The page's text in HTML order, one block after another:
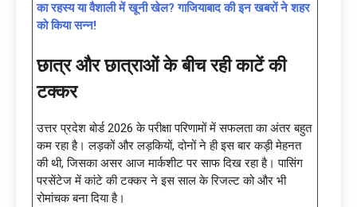
का रहस्य या वैशाली में खूनी खेल? गाजियाबाद की इन खबरों ने शहर
को किया सन्न!
छात्र और छात्राओं के बीच रही काटें की
टक्कर
उत्तर प्रदेश बोर्ड 2026 के परीक्षा परिणामों में सफलता का अंतर बहुत
कम रहा है। लड़कों और लड़कियों, दोनों ने ही इस बार कड़ी मेहनत
की थी, जिसका असर आज मार्कशीट पर साफ दिख रहा है। पासिंग
परसेंटेज में कांटे की टक्कर ने इस साल के रिजल्ट को और भी
रोमांचक बना दिया है।